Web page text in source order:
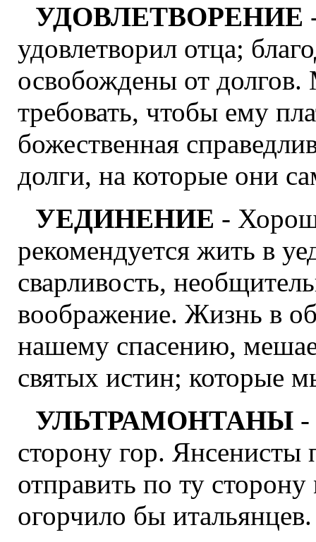
УДОВЛЕТВОРЕНИЕ
удовлетворил отца;
освобождены от
требовать, чтобы ему
божественная
долги, на которые они
УЕДИНЕНИЕ -
рекомендуется жить в
сварливость,
воображение. Жизнь в
нашему спасению,
святых истин; которые
УЛЬТРАМОНТАНЫ -
сторону гор. Янсенисты
отправить по ту
огорчило бы итальянцев.